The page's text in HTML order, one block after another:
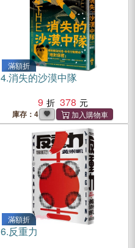
滿額折
4.消失的沙漠中隊
9
378
庫存：4
滿額折
6.反重力